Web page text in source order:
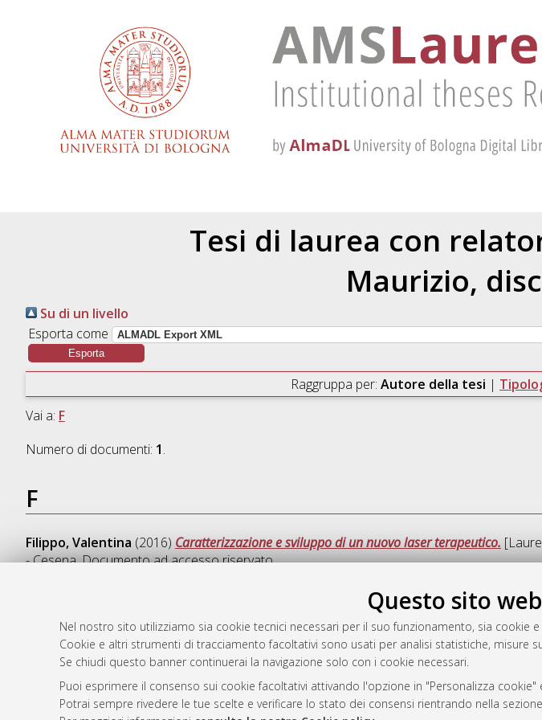
Questo sito
Nel nostro sito utilizziamo sia cookie tecnici necessari per il suo funzionamento, sia
Cookie e altri strumenti di tracciamento facoltativi sono usati per analisi statistiche,
Se chiudi questo banner continuerai la navigazione solo con i cookie necessari.
Puoi esprimere il consenso sui cookie facoltativi attivando l'opzione in "Personalizza
Potrai sempre rivedere le tue scelte e verificare lo stato dei consensi rientrando nella
Tesi di laurea con
Maurizio,
Su di un livello
Esporta come
Raggruppa per: Autore della tesi |
Vai a: F
Numero di documenti: 1.
F
Filippo, Valentina (2016) Caratterizzazione e sviluppo di un nuovo laser terapeutico.
- Cesena, Documento ad accesso riservato.
Atom
Rss 2.0
AMS Laurea
Servizio implementato e gestito da
Impostazioni Cookie
Informativa sulla privacy